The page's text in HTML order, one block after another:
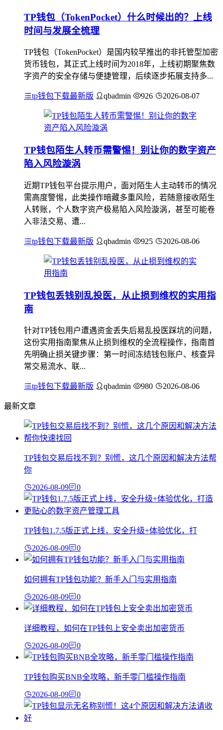
TP钱包（TokenPocket）什么时候出的？上线
时间与发展全梳理
TP钱包（TokenPocket）是国内较早推出的非托管型加密
货币钱包，其正式上线时间为2018年，上线初期聚焦数
字资产的安全存储与便捷管理，后续逐步拓展支持多...
tp钱包下载最新版 qbadmin 926 2026-08-07
TP钱包陌生人转币需警惕！别让你的数字资产
陷入风险漩涡
近期TP钱包平台提示用户，面对陌生人主动转币的情况
需高度警惕，此类操作暗藏多重风险，若随意接收陌生
人转账，个人数字资产极易陷入风险漩涡，甚至可能卷
入非法交易、遭...
tp钱包下载最新版 qbadmin 925 2026-08-06
TP钱包丢钱别乱投医，从止损到维权的实用指
南
针对TP钱包用户遭遇资金丢失后易乱投医踩坑的问题，
这份实用指南聚焦从止损到维权的全流程操作，指南首
先明确止损关键步骤：第一时间冻结钱包账户、核查异
常交易流水、联...
tp钱包下载最新版 qbadmin 980 2026-08-06
最新文章
TP钱包交易后找不到？别慌，这几个原因和解决方法帮
你
2026-08-09 0
TP钱包1.7.5版正式上线，安全升级+体验优化，打
2026-08-09 0
如何拥有TP钱包功能？新手入门与实用指南
2026-08-09 0
详细教程，如何在TP钱包上安全卖出加密货币
2026-08-09 0
TP钱包购买BNB全攻略，新手零门槛操作指南
2026-08-09 0